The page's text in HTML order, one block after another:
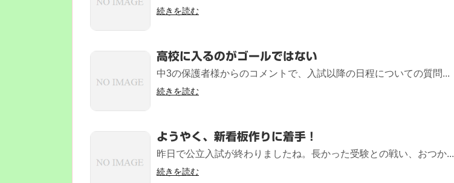
続きを読む
高校に入るのがゴールではない
中3の保護者様からのコメントで、入試以降の日程についての質問...
続きを読む
ようやく、新看板作りに着手！
昨日で公立入試が終わりましたね。長かった受験との戦い、おつか...
続きを読む